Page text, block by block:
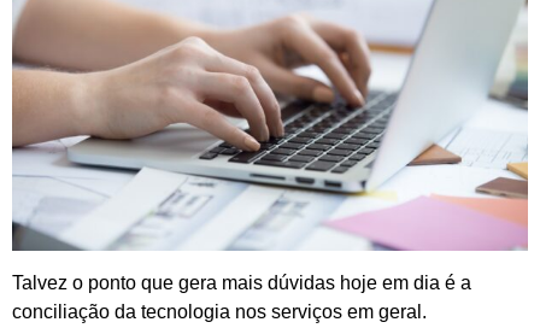
Talvez o ponto que gera mais dúvidas hoje em dia é a
conciliação da tecnologia nos serviços em geral.